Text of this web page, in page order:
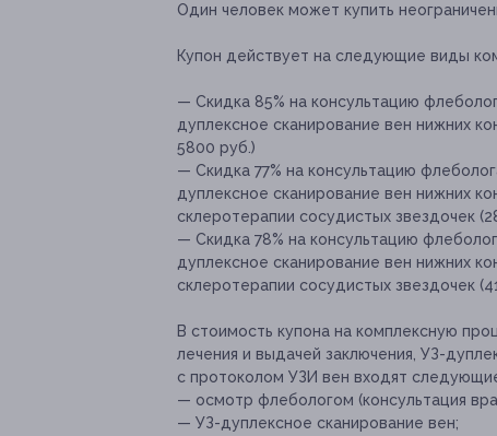
Один человек может купить
Купон действует на следующие виды
— Скидка 85% на консультацию
дуплексное сканирование вен нижних
5800 руб.)
— Скидка 77% на консультацию
дуплексное сканирование вен нижних
склеротерапии сосудистых звездочек
— Скидка 78% на консультацию
дуплексное сканирование вен нижних
склеротерапии сосудистых звездочек
В стоимость купона на комплексную
лечения и выдачей заключения, УЗ-
с протоколом УЗИ вен входят
— осмотр флебологом (консультация
— УЗ-дуплексное сканирование вен;